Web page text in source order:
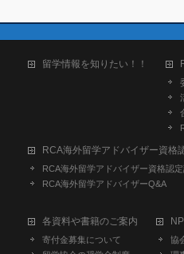
留学情報を知りたい！！
RCA海外留学アドバイザー資格
RCA海外留学アドバイザー資格認
RCA海外留学アドバイザーQ&A
各資料や書籍のご案内
寄付金募集について
協